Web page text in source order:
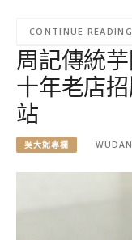
CONTINUE READING
周記傳統
十年老店
站
吳大妮專欄